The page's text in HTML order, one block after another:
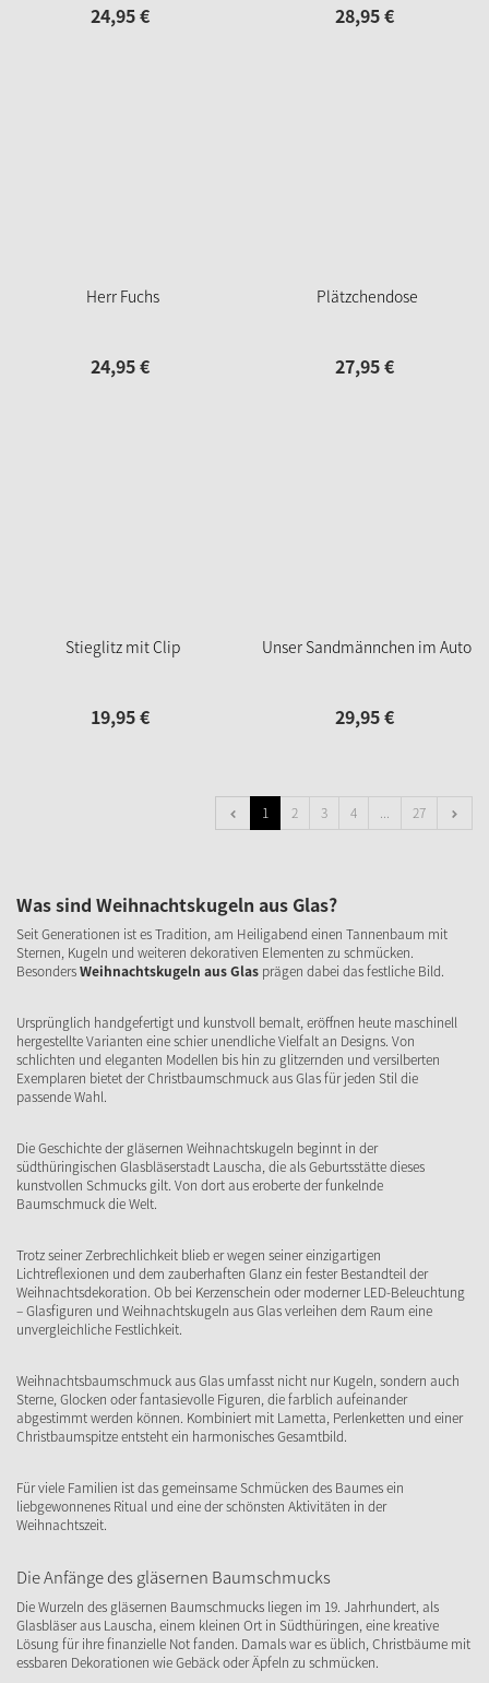
24,95€ 28,95€
Herr Fuchs
24,95€
Plätzchendose
27,95€
Stieglitz mit Clip
19,95€
Unser Sandmännchen im Auto
29,95€
1 2 3 4 ... 27
Was sind Weihnachtskugeln aus Glas?
Seit Generationen ist es Tradition, am Heiligabend einen Tannenbaum mit
Sternen, Kugeln und weiteren dekorativen Elementen zu schmücken.
BesondersWeihnachtskugeln aus Glas prägen dabei das festliche Bild.
Ursprünglich handgefertigt und kunstvoll bemalt, eröffnen heute maschinell
hergestellte Varianten eine schier unendliche Vielfalt an Designs. Von
schlichten und eleganten Modellen bis hin zu glitzernden und versilberten
Exemplaren bietet der Christbaumschmuck aus Glas für jeden Stil die
passende Wahl.
Die Geschichte der gläsernen Weihnachtskugeln beginnt in der
südthüringischen Glasbläserstadt Lauscha, die als Geburtsstätte dieses
kunstvollen Schmucks gilt. Von dort aus eroberte der funkelnde
Baumschmuck die Welt.
Trotz seiner Zerbrechlichkeit blieb er wegen seiner einzigartigen
Lichtreflexionen und dem zauberhaften Glanz ein fester Bestandteil der
Weihnachtsdekoration. Ob bei Kerzenschein oder moderner LED-Beleuchtung
– Glasfiguren und Weihnachtskugeln aus Glas verleihen dem Raum eine
unvergleichliche Festlichkeit.
Weihnachtsbaumschmuck aus Glas umfasst nicht nur Kugeln, sondern auch
Sterne, Glocken oder fantasievolle Figuren, die farblich aufeinander
abgestimmt werden können. Kombiniert mit Lametta, Perlenketten und einer
Christbaumspitze entsteht ein harmonisches Gesamtbild.
Für viele Familien ist das gemeinsame Schmücken des Baumes ein
liebgewonnenes Ritual und eine der schönsten Aktivitäten in der
Weihnachtszeit.
Die Anfänge des gläsernen Baumschmucks
Die Wurzeln des gläsernen Baumschmucks liegen im 19. Jahrhundert, als
Glasbläser aus Lauscha, einem kleinen Ort in Südthüringen, eine kreative
Lösung für ihre finanzielle Not fanden. Damals war es üblich, Christbäume mit
essbaren Dekorationen wie Gebäck oder Äpfeln zu schmücken.